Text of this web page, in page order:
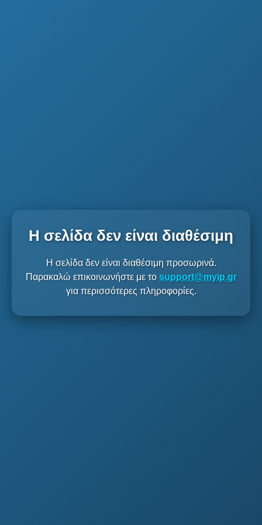
Η σελίδα δεν είναι διαθέσιμη
Η σελίδα δεν είναι διαθέσιμη προσωρινά.
Παρακαλώ επικοινωνήστε με το support@myip.gr
για περισσότερες πληροφορίες.